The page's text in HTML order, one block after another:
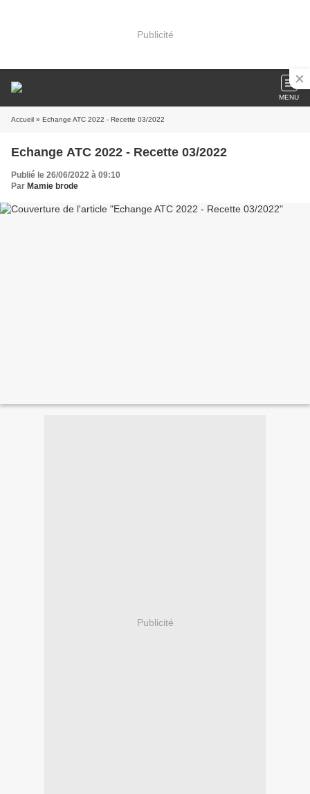
Publicité
MENU
Accueil » Echange ATC 2022 - Recette 03/2022
Echange ATC 2022 - Recette 03/2022
Publié le 26/06/2022 à 09:10
Par Mamie brode
Publicité